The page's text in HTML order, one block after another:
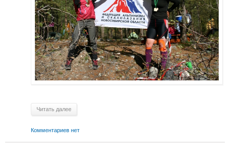
Читать далее
Комментариев нет